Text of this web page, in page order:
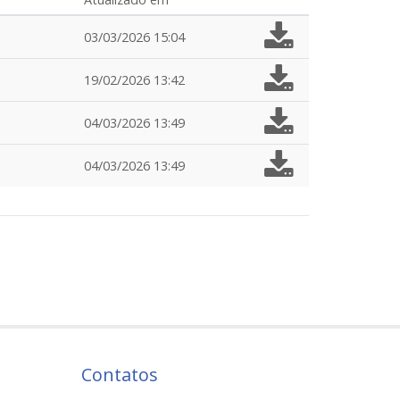
03/03/2026 15:04
19/02/2026 13:42
04/03/2026 13:49
04/03/2026 13:49
Contatos